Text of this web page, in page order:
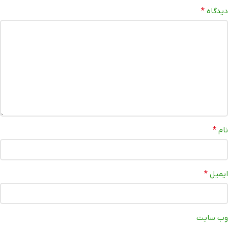
دیدگاه *
نام *
ایمیل *
وب‌ سایت